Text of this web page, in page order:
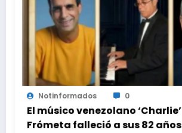
Notinformados 0
El músico venezolano ‘Charlie’
Frómeta falleció a sus 82 años